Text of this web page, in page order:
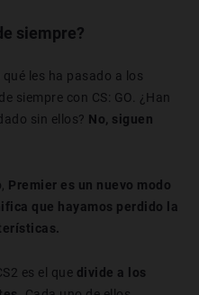
siempre?
les ha pasado a los
siempre con CS: GO. ¿Han
sin ellos? No, siguen
Premier es un nuevo modo
que hayamos perdido la
es el que divide a los